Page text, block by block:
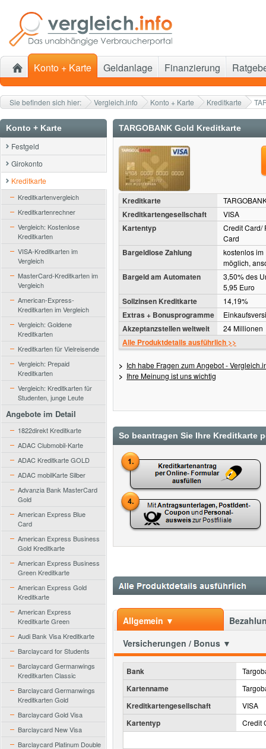
Sie befinden sich hier: Vergleich.info Konto + Karte Kreditkarte
Konto + Karte
Festgeld
Girokonto
Kreditkarte
Kreditkartenvergleich
Kreditkartenrechner
Vergleich: Kostenlose
Kreditkarten
VISA-Kreditkarten im
Vergleich
MasterCard-Kreditkarten im
Vergleich
American-Express-
Kreditkarten im Vergleich
Vergleich: Goldene
Kreditkarten
Kreditkarten für Vielreisende
Vergleich: Prepaid
Kreditkarten
Vergleich: Kreditkarten für
Studenten, junge Leute
Angebote im Detail
1822direkt Kreditkarte
ADAC Clubmobil-Karte
ADAC Kreditkarte GOLD
ADAC mobilKarte Silber
Advanzia Bank MasterCard
Gold
American Express Blue
Card
American Express Business
Gold Kreditkarte
American Express Business
Green Kreditkarte
American Express Gold
Kreditkarte
American Express
Kreditkarte Green
Audi Bank Visa Kreditkarte
Barclaycard for Students
Barclaycard Germanwings
Kreditkarten Classic
Barclaycard Germanwings
Kreditkarten Gold
Barclaycard Gold Visa
Barclaycard New Visa
Barclaycard Platinum Double
TARGOBANK Gold Kreditkarte
Kreditkarte
Kreditkartengesellschaft VISA
Kartentyp
Credit Card/
Card
Bargeldlose Zahlung
kostenlos im
möglich,
Bargeld am Automaten
3,50% des
5,95 Euro
Sollzinsen Kreditkarte 14,19%
Extras + Bonusprogramme
Akzeptanzstellen weltweit 24 Millionen
Alle Produktdetails ausführlich >>
> Ich habe Fragen zum Angebot -
> Ihre Meinung ist uns wichtig
So beantragen Sie Ihre Kreditkarte
Allgemein ▼
Versicherungen / Bonus ▼
Bank
Kartenname
Kreditkartengesellschaft VISA
Kartentyp Credit
Konto + Karte Geldanlage Finanzierung